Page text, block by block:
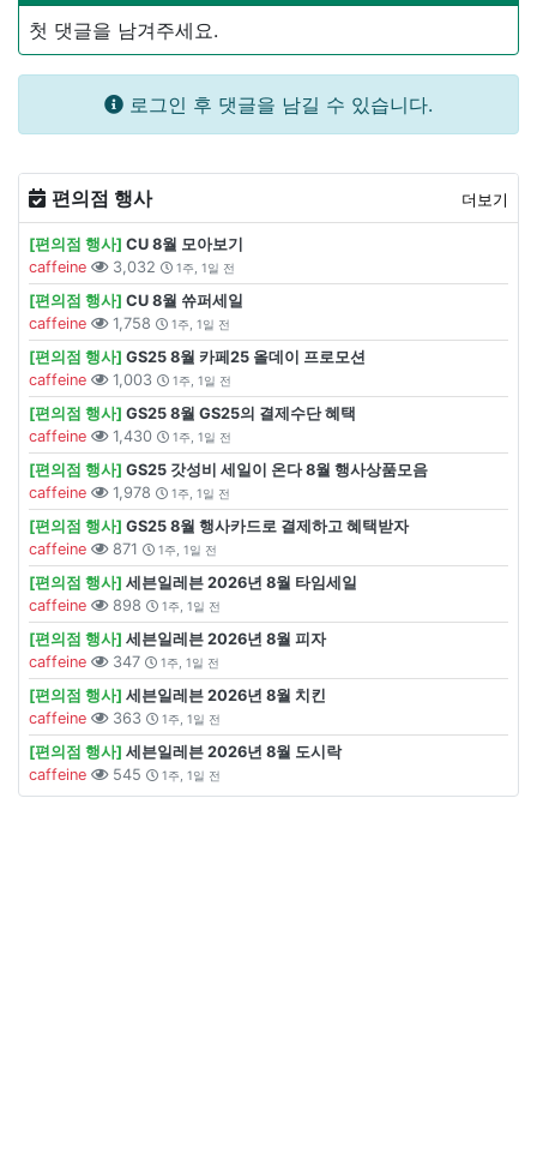
첫 댓글을 남겨주세요.
로그인 후 댓글을 남길 수 있습니다.
편의점 행사 더보기
[편의점 행사] CU 8월 모아보기
caffeine
3,032 1주, 1일 전
[편의점 행사] CU 8월 쓔퍼세일
caffeine
1,758 1주, 1일 전
[편의점 행사] GS25 8월 카페25 올데이 프로모션
caffeine
1,003 1주, 1일 전
[편의점 행사] GS25 8월 GS25의 결제수단 혜택
caffeine
1,430 1주, 1일 전
[편의점 행사] GS25 갓성비 세일이 온다 8월 행사상품모음
caffeine
1,978 1주, 1일 전
[편의점 행사] GS25 8월 행사카드로 결제하고 혜택받자
caffeine
871 1주, 1일 전
[편의점 행사] 세븐일레븐 2026년 8월 타임세일
caffeine
898 1주, 1일 전
[편의점 행사] 세븐일레븐 2026년 8월 피자
caffeine
347 1주, 1일 전
[편의점 행사] 세븐일레븐 2026년 8월 치킨
caffeine
363 1주, 1일 전
[편의점 행사] 세븐일레븐 2026년 8월 도시락
caffeine
545 1주, 1일 전